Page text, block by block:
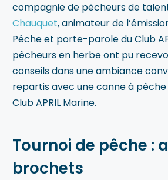
compagnie de pêcheurs de
Chauquet, animateur de
Pêche et porte-parole du Club
pêcheurs en herbe ont pu
conseils dans une ambiance
repartis avec une canne à
Club APRIL Marine.
Tournoi de pêche :
brochets